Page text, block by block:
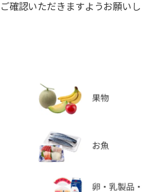
確認いただきますようお願いし